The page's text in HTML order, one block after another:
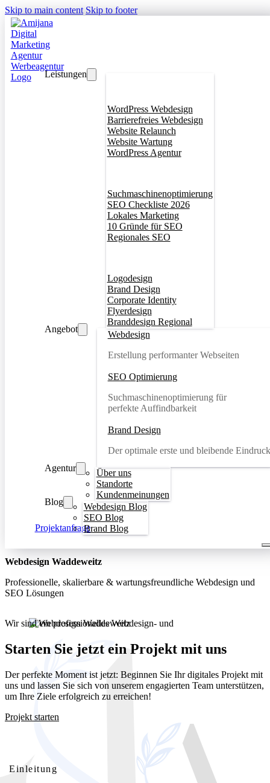
Skip to main content Skip to footer
Leistungen
WordPress Webdesign
Barrierefreies Webdesign
Website Relaunch
Website Wartung
WordPress Agentur
Suchmaschinenoptimierung
SEO Checkliste 2026
Lokales Marketing
10 Gründe für SEO
Regionales SEO
Logodesign
Brand Design
Corporate Identity
Flyerdesign
Branddesign Regional
Angebot
Webdesign
Erstellung performanter Webseiten
SEO Optimierung
Suchmaschinenoptimierung für
perfekte Auffindbarkeit
Brand Design
Der optimale erste und bleibende Eindruck
Agentur
Über uns
Standorte
Kundenmeinungen
Blog
Webdesign Blog
SEO Blog
Brand Blog
Projektanfrage
Webdesign Waddeweitz
Professionelle, skalierbare & wartungsfreundliche Webdesign und
SEO Lösungen
Wir sind ein professionelles Webdesign- und
und kostengünstige Webdesignlösungen
Starten Sie jetzt ein Projekt mit uns
Der perfekte Moment ist jetzt: Beginnen Sie Ihr digitales Projekt mit
uns und lassen Sie sich von unserem engagierten Team unterstützen,
um Ihre Ziele erfolgreich zu erreichen!
Projekt starten
Webdesign Waddeweitz: Ihre professionelle Website für lokalen
Einleitung